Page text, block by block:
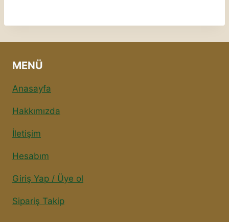
MENÜ
Anasayfa
Hakkımızda
İletişim
Hesabım
Giriş Yap / Üye ol
Sipariş Takip